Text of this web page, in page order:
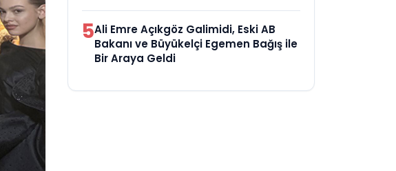
5Ali Emre Açıkgöz Galimidi, Eski AB
Bakanı ve Büyükelçi Egemen Bağış ile
Bir Araya Geldi